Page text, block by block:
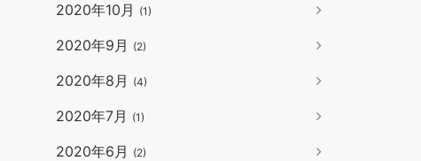
2020年10月 (1)
2020年9月 (2)
2020年8月 (4)
2020年7月 (1)
2020年6月 (2)